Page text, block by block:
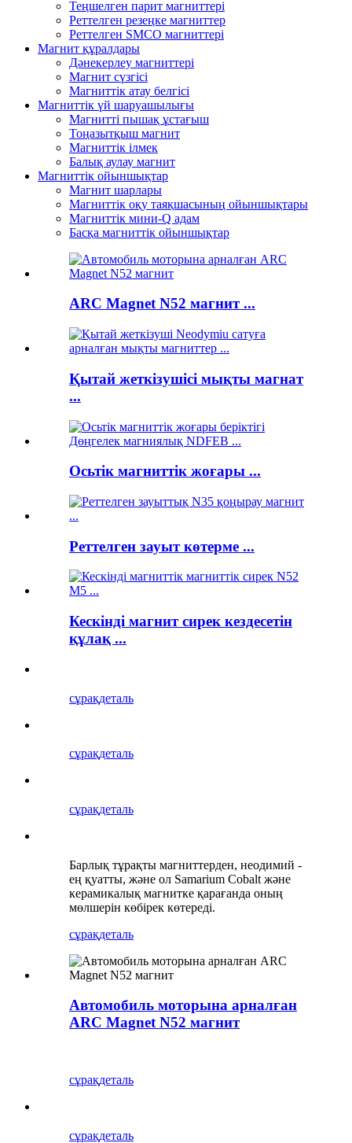
Теңшелген парит магниттері
Реттелген резеңке магниттер
Реттелген SMCO магниттері
Магнит құралдары
Дәнекерлеу магниттері
Магнит сүзгісі
Магниттік атау белгісі
Магниттік үй шаруашылығы
Магнитті пышақ ұстағыш
Тоңазытқыш магнит
Магниттік ілмек
Балық аулау магнит
Магниттік ойыншықтар
Магнит шарлары
Магниттік оқу таяқшасының ойыншықтары
Магниттік мини-Q адам
Басқа магниттік ойыншықтар
ARC Magnet N52 магнит ...
Қытай жеткізушісі мықты магнат
...
Осьтік магниттік жоғары ...
Реттелген зауыт көтерме ...
Кескінді магнит сирек кездесетін
құлақ ...
сұрақдеталь
сұрақдеталь
сұрақдеталь
Барлық тұрақты магниттерден, неодимий -
ең қуатты, және ол Samarium Cobalt және
керамикалық магнитке қарағанда оның
мөлшерін көбірек көтереді.
сұрақдеталь
Автомобиль моторына арналған
ARC Magnet N52 магнит
сұрақдеталь
сұрақдеталь